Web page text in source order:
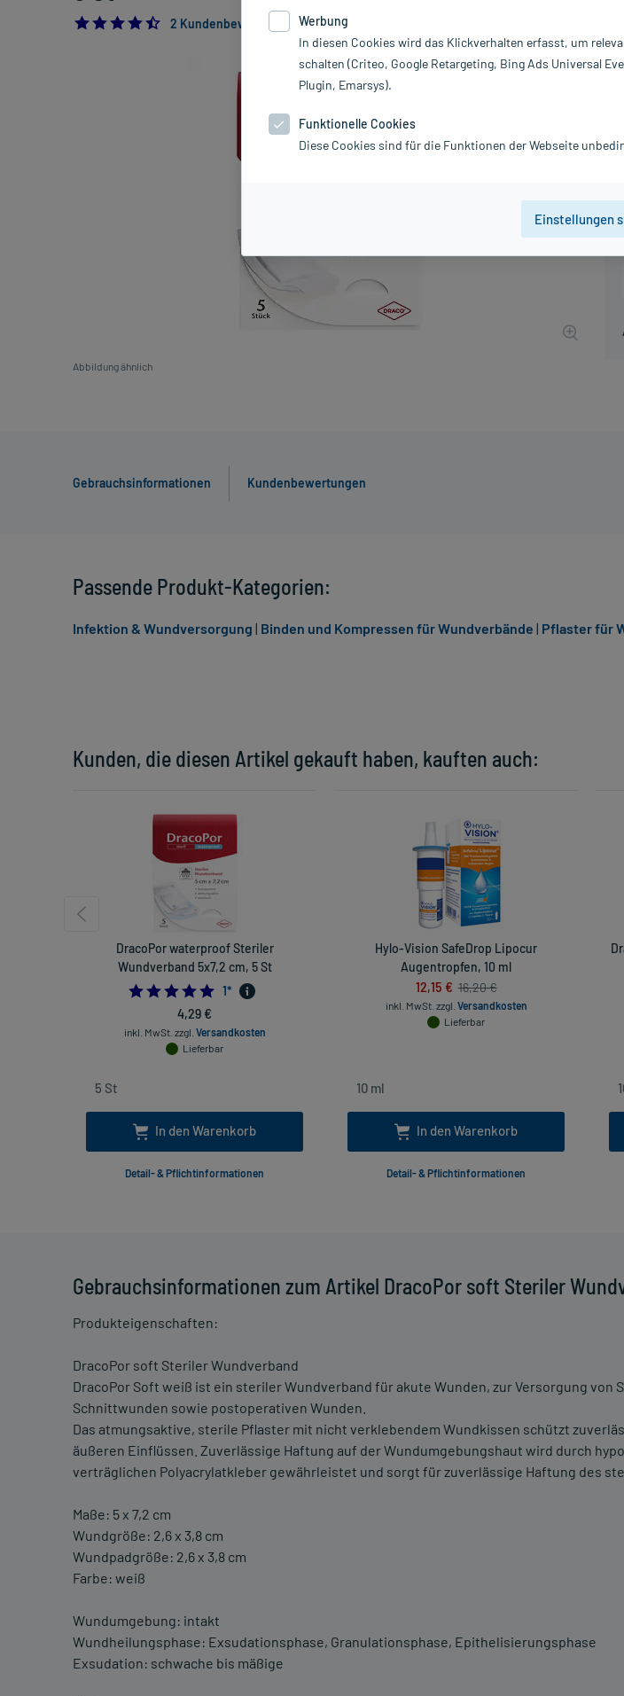
4.5
2 Kundenbewertungen*
Abbildung ähnlich
Gebrauchsinformationen Kundenbewertungen
Gebrauchsinformationen zum Artikel DracoPor soft Steriler
Produkteigenschaften:
DracoPor soft Steriler Wundverband
DracoPor Soft weiß ist ein steriler Wundverband für akute Wunden, zur Versorgung von
Schnittwunden sowie postoperativen Wunden.
Das atmungsaktive, sterile Pflaster mit nicht verklebendem Wundkissen schützt
äußeren Einflüssen. Zuverlässige Haftung auf der Wundumgebungshaut wird durch
verträglichen Polyacrylatkleber gewährleistet und sorgt für zuverlässige Haftung des
Maße: 5 x 7,2 cm
Wundgröße: 2,6 x 3,8 cm
Wundpadgröße: 2,6 x 3,8 cm
Farbe: weiß
Wundumgebung: intakt
Wundheilungsphase: Exsudationsphase, Granulationsphase, Epithelisierungsphase
Exsudation: schwache bis mäßige
Kunden, die diesen Artikel gekauft haben, kauften auch:
DracoPor waterproof Steriler
Wundverband 5x7,2 cm, 5 St
5.0
1*
4,29 €
inkl. MwSt. zzgl. Versandkosten
Lieferbar
In den Warenkorb
Detail- & Pflichtinformationen
Hylo-Vision SafeDrop Lipocur
Augentropfen, 10 ml
12,15 € 16,20 €
inkl. MwSt. zzgl. Versandkosten
Lieferbar
In den Warenkorb
Detail- & Pflichtinformationen
Passende Produkt-Kategorien:
Infektion & Wundversorgung | Binden und Kompressen für Wundverbände | Pflaster für
Werbung
In diesen Cookies wird das Klickverhalten erfasst, um
schalten (Criteo, Google Retargeting, Bing Ads Universal
Plugin, Emarsys).
Funktionelle Cookies
Diese Cookies sind für die Funktionen der Webseite
Einstellungen